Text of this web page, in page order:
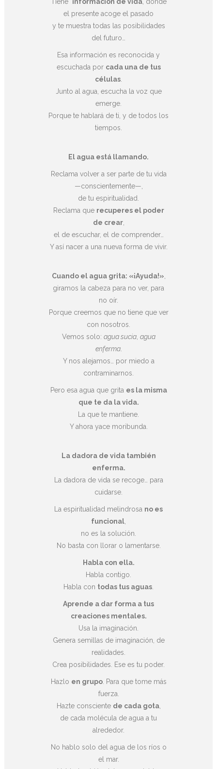
el presente acoge el pasado
y te muestra todas las posibilidades
del futuro…
Esa información es reconocida y
escuchada por cada una de tus
células
Junto al agua, escucha la voz que
emerge.
Porque te hablará de ti, y de todos los
tiempos.
El agua está llamando.
Reclama volver a ser parte de tu vida
—conscientemente—,
de tu espiritualidad.
Reclama que recuperes el poder
de crear,
el de escuchar, el de comprender…
Y así nacer a una nueva forma de vivir.
Cuando el agua grita: «¡Ayuda!»
giramos la cabeza para no ver, para
no oír.
Porque creemos que no tiene que ver
con nosotros.
Vemos solo: agua sucia, agua
enferma.
Y nos alejamos… por miedo a
contraminarnos.
Pero esa agua que grita es la misma
que te da la vida.
La que te mantiene.
Y ahora yace moribunda.
La dadora de vida también
enferma.
La dadora de vida se recoge… para
cuidarse.
La espiritualidad melindrosa no es
funcional
no es la solución.
No basta con llorar o lamentarse.
Habla con ella.
Habla contigo.
Habla con todas tus aguas
Aprende a dar forma a tus
creaciones mentales.
Usa la imaginación.
Genera semillas de imaginación, de
realidades.
Crea posibilidades. Ese es tu poder.
Hazlo en grupo. Para que tome más
fuerza.
Hazte consciente de cada gota,
de cada molécula de agua a tu
alrededor.
No hablo solo del agua de los ríos o
el mar.